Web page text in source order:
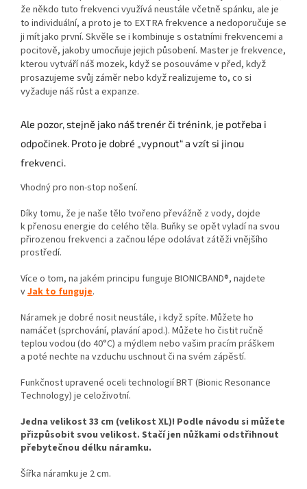
že někdo tuto frekvenci využívá neustále včetně spánku, ale je
to individuální, a proto je to EXTRA frekvence a nedoporučuje se
ji mít jako první. Skvěle se i kombinuje s ostatními frekvencemi a
pocitově, jakoby umocňuje jejich působení. Master je frekvence,
kterou vytváří náš mozek, když se posouváme v před, když
prosazujeme svůj záměr nebo když realizujeme to, co si
vyžaduje náš růst a expanze.
Ale pozor, stejně jako náš trenér či trénink, je potřeba i
odpočinek. Proto je dobré „vypnout“ a vzít si jinou
frekvenci.
Vhodný pro non-stop nošení.
Díky tomu, že je naše tělo tvořeno převážně z vody, dojde
k přenosu energie do celého těla. Buňky se opět vyladí na svou
přirozenou frekvenci a začnou lépe odolávat zátěži vnějšího
prostředí.
Více o tom, na jakém principu funguje BIONICBAND®, najdete
vJak to funguje.
Náramek je dobré nosit neustále, i když spíte. Můžete ho
namáčet (sprchování, plavání apod.). Můžete ho čistit ručně
teplou vodou (do 40°C) a mýdlem nebo vašim pracím práškem
a poté nechte na vzduchu uschnout či na svém zápěstí.
Funkčnost upravené oceli technologií BRT (Bionic Resonance
Technology) je celoživotní.
Jedna velikost 33 cm (velikost XL)! Podle návodu si můžete
přizpůsobit svou velikost. Stačí jen nůžkami odstřihnout
přebytečnou délku náramku.
Šířka náramku je 2 cm.